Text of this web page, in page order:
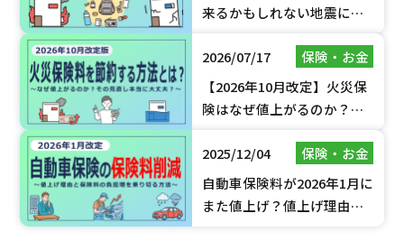
来るかもしれない地震に備
2026/07/17
保険・お金
【2026年10月改定】火災保
険はなぜ値上がるのか？賢
を解説
2025/12/04
保険・お金
自動車保険料が2026年1月に
また値上げ？値上げ理由と